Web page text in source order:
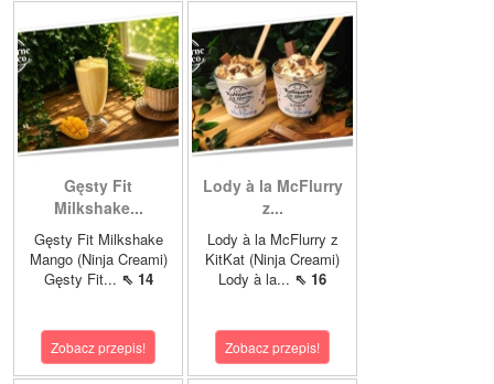
Gęsty Fit
Milkshake...
Gęsty Fit Milkshake
Mango (Ninja Creami)
Gęsty Fit... ⇖ 14
Zobacz przepis!
Lody à la McFlurry
z...
Lody à la McFlurry z
KitKat (Ninja Creami)
Lody à la... ⇖ 16
Zobacz przepis!